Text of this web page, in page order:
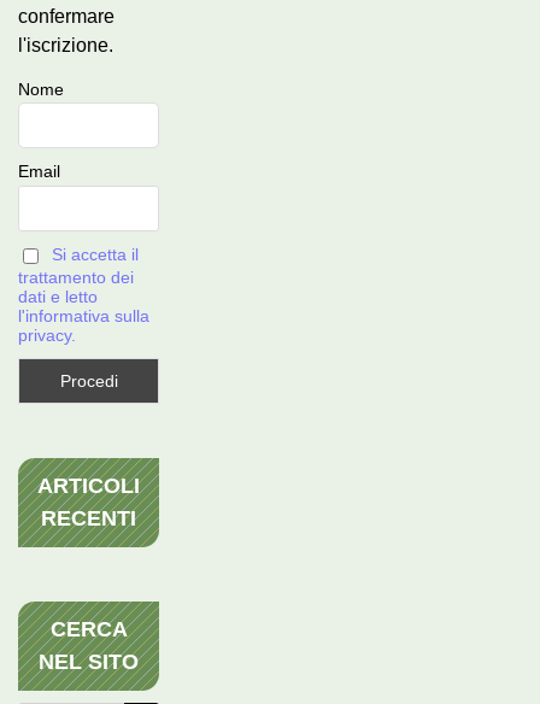
confermare
l'iscrizione.
Nome
Email
Si accetta il
trattamento dei
dati e letto
l'informativa sulla
privacy.
ARTICOLI
RECENTI
CERCA
NEL SITO